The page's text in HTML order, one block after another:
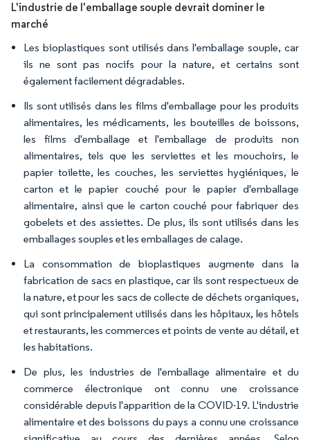
L'industrie de l'emballage souple devrait dominer le
marché
Les bioplastiques sont utilisés dans l'emballage souple, car
ils ne sont pas nocifs pour la nature, et certains sont
également facilement dégradables.
Ils sont utilisés dans les films d'emballage pour les produits
alimentaires, les médicaments, les bouteilles de boissons,
les films d'emballage et l'emballage de produits non
alimentaires, tels que les serviettes et les mouchoirs, le
papier toilette, les couches, les serviettes hygiéniques, le
carton et le papier couché pour le papier d'emballage
alimentaire, ainsi que le carton couché pour fabriquer des
gobelets et des assiettes. De plus, ils sont utilisés dans les
emballages souples et les emballages de calage.
La consommation de bioplastiques augmente dans la
fabrication de sacs en plastique, car ils sont respectueux de
la nature, et pour les sacs de collecte de déchets organiques,
qui sont principalement utilisés dans les hôpitaux, les hôtels
et restaurants, les commerces et points de vente au détail, et
les habitations.
De plus, les industries de l'emballage alimentaire et du
commerce électronique ont connu une croissance
considérable depuis l'apparition de la COVID-19. L'industrie
alimentaire et des boissons du pays a connu une croissance